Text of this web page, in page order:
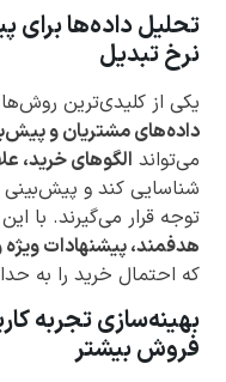
تحلیل داده‌ها برای
نرخ تبدیل
یکی از کلیدی‌ترین
داده‌های مشتریان و
می‌تواند الگوهای خرید،
شناسایی کند و
توجه قرار می‌گیرند. با
هدفمند، پیشنهادات
که احتمال خرید را به
بهینه‌سازی تجربه
فروش بیشتر